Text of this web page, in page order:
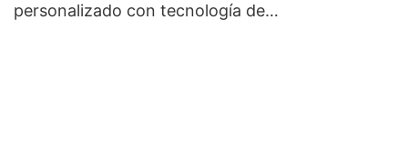
personalizado con tecnología de